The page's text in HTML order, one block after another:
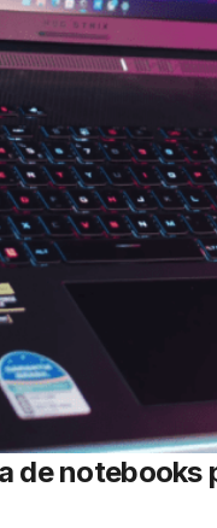
de notebooks